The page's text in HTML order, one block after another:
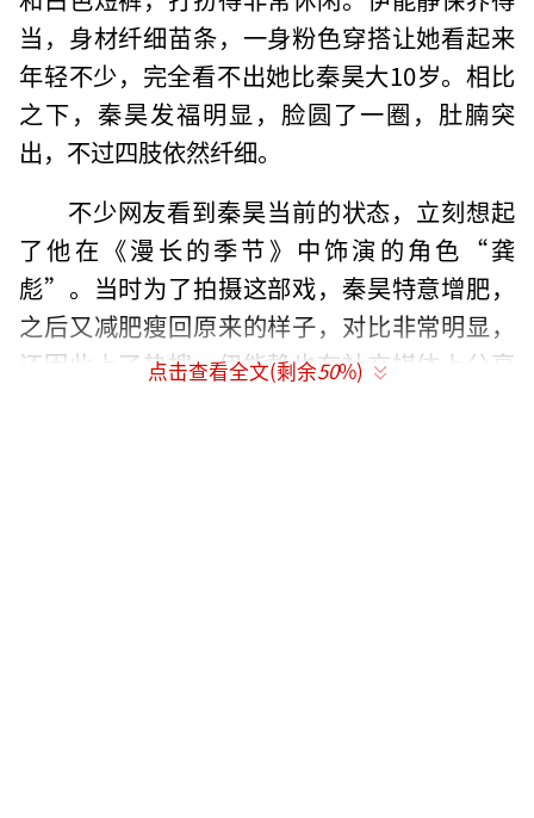
当，身材纤细苗条，一身粉色穿搭让她看起来
年轻不少，完全看不出她比秦昊大10岁。相比
之下，秦昊发福明显，脸圆了一圈，肚腩突
出，不过四肢依然纤细。
不少网友看到秦昊当前的状态，立刻想起
了他在《漫长的季节》中饰演的角色“龚
彪”。当时为了拍摄这部戏，秦昊特意增肥，
之后又减肥瘦回原来的样子，对比非常明显，
还因此上了热搜。伊能静也在社交媒体上分享
点击查看全文(剩余50%)